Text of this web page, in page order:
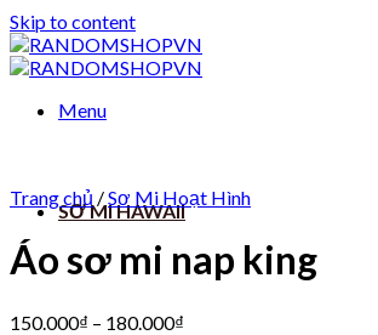
Skip to content
Menu
SƠ MI HAWAII
Trang chủ /Sơ Mi Hoạt Hình
Áo sơ mi nap king
150.000₫ – 180.000₫